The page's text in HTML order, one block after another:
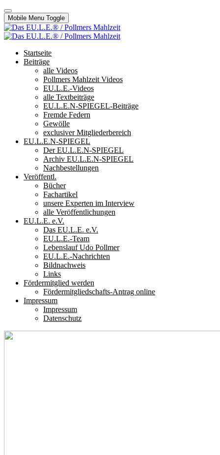
Mobile Menu Toggle
Startseite
Beiträge
alle Videos
Pollmers Mahlzeit Videos
EU.L.E.-Videos
alle Textbeiträge
EU.L.E.N-SPIEGEL-Beiträge
Fremde Federn
Gewölle
exclusiver Mitgliederbereich
EU.L.E.N-SPIEGEL
Der EU.L.E.N-SPIEGEL
Archiv EU.L.E.N-SPIEGEL
Nachbestellungen
Veröffentl.
Bücher
Fachartikel
unsere Experten im Interview
alle Veröffentlichungen
EU.L.E. e.V.
Das EU.L.E. e.V.
EU.L.E.-Team
Lebenslauf Udo Pollmer
EU.L.E.-Nachrichten
Bildnachweis
Links
Fördermitglied werden
Fördermitgliedschafts-Antrag online
Impressum
Impressum
Datenschutz